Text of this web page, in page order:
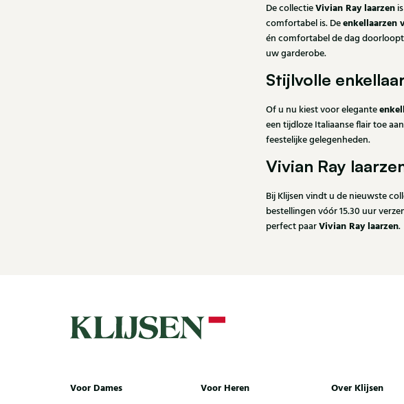
De collectieVivian Ray laarzen
comfortabel is. Deenkellaarzen
én comfortabel de dag
uw garderobe.
Stijlvolle
Of u nu kiest voor elegante
een tijdloze Italiaanse flair toe
feestelijke gelegenheden.
Vivian Ray
Bij Klijsen vindt u de nieuwste
bestellingen vóór 15.30 uur
perfect paarVivian Ray laarzen.
Voor Dames Voor Heren Over Klijsen